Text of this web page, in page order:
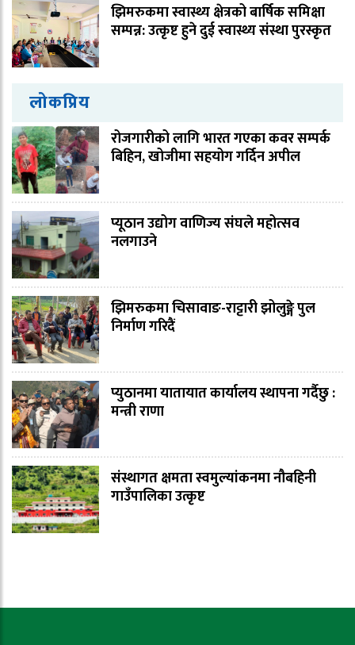
झिमरुकमा स्वास्थ्य क्षेत्रको बार्षिक समिक्षा
सम्पन्न: उत्कृष्ट हुने दुई स्वास्थ्य संस्था पुरस्कृत
लोकप्रिय
रोजगारीको लागि भारत गएका कवर सम्पर्क
बिहिन, खोजीमा सहयोग गर्दिन अपील
प्यूठान उद्योग वाणिज्य संघले महोत्सव
नलगाउने
झिमरुकमा चिसावाङ-राट्टारी झोलुङ्गे पुल
निर्माण गरिदैं
प्युठानमा यातायात कार्यालय स्थापना गर्दैछु :
मन्त्री राणा
संस्थागत क्षमता स्वमुल्यांकनमा नौबहिनी
गाउँपालिका उत्कृष्ट